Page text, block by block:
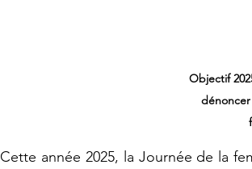
Objectif
dénoncer
Cette année 2025, la Journée de la